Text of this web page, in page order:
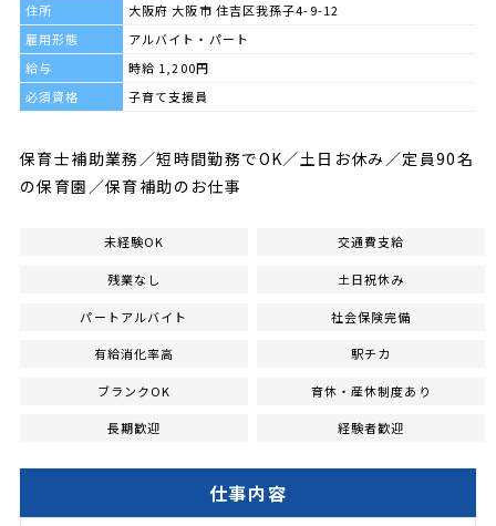
住所
大阪府 大阪市 住吉区我孫子4-9-12
雇用形態
アルバイト・パート
給与
時給 1,200円
必須資格
子育て支援員
保育士補助業務／短時間勤務でOK／土日お休み／定員90名
の保育園／保育補助のお仕事
未経験OK 交通費支給
残業なし 土日祝休み
パートアルバイト 社会保険完備
有給消化率高 駅チカ
ブランクOK 育休・産休制度あり
長期歓迎 経験者歓迎
仕事内容